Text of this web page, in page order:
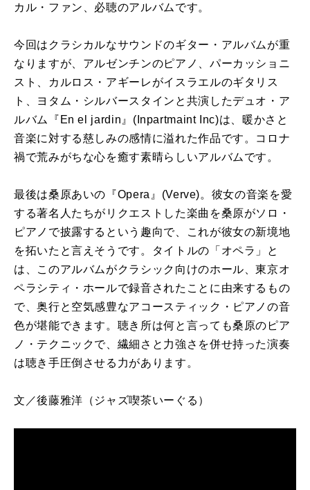
カル・ファン、必聴のアルバムです。
今回はクラシカルなサウンドのギター・アルバムが重
なりますが、アルゼンチンのピアノ、パーカッショニ
スト、カルロス・アギーレがイスラエルのギタリス
ト、ヨタム・シルバースタインと共演したデュオ・ア
ルバム『 En el jardin 』 (Inpartmaint Inc)は、暖かさと
音楽に対する慈しみの感情に溢れた作品です。コロナ
禍で荒みがちな心を癒す素晴らしいアルバムです。
最後は桑原あいの『Opera 』 (Verve)。 彼女の音楽を愛
する著名人たちがリクエストした楽曲を桑原がソロ・
ピアノで披露するという趣向で、これが彼女の新境地
を拓いたと言えそうです。タイトルの「オペラ」と
は、このアルバムがクラシック向けのホール、東京オ
ペラシティ・ホールで録音されたことに由来するもの
で、奥行と空気感豊なアコースティック・ピアノの音
色が堪能できます。聴き所は何と言っても桑原のピア
ノ・テクニックで、繊細さと力強さを併せ持った演奏
は聴き手圧倒させる力があります。
文／後藤雅洋 （ジャズ喫茶いーぐる）